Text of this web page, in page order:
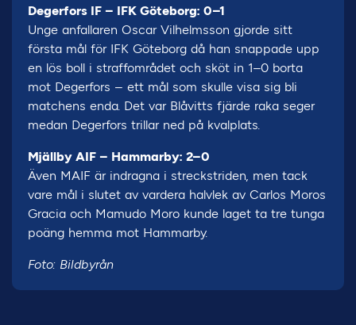
Degerfors IF – IFK Göteborg: 0–1
Unge anfallaren Oscar Vilhelmsson gjorde sitt
första mål för IFK Göteborg då han snappade upp
en lös boll i straffområdet och sköt in 1–0 borta
mot Degerfors – ett mål som skulle visa sig bli
matchens enda. Det var Blåvitts fjärde raka seger
medan Degerfors trillar ned på kvalplats.
Mjällby AIF – Hammarby: 2–0
Även MAIF är indragna i streckstriden, men tack
vare mål i slutet av vardera halvlek av Carlos Moros
Gracia och Mamudo Moro kunde laget ta tre tunga
poäng hemma mot Hammarby.
Foto: Bildbyrån